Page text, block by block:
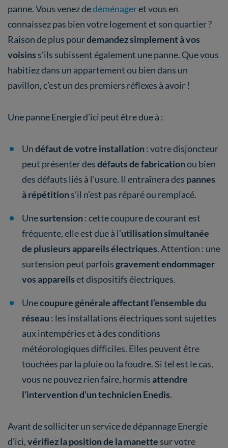
panne. Vous venez dedéménageret vous en
connaissez pas bien votre logement et son quartier ?
Raison de plus pourdemandez simplement à vos
voisins s’ils subissent également une panne. Que vous
habitiez dans un appartement ou bien dans un
pavillon, c’est un des premiers réflexes à avoir !
Une panne Energie d’ici peut être due à :
Undéfaut de votre installation: votre disjoncteur
peut présenter desdéfauts de fabricationou bien
des défauts liés à l’usure. Il entraînera des pannes
à répétitions’il n’est pas réparé ou remplacé.
Unesurtension: cette coupure de courant est
fréquente, elle est due à l’utilisation simultanée
de plusieurs appareils électriques. Attention : une
surtension peut parfoisgravement endommager
vos appareilset dispositifs électriques.
Unecoupure générale affectant l’ensemble du
réseau : les installations électriques sont sujettes
aux intempéries et à des conditions
météorologiques difficiles. Elles peuvent être
touchées par la pluie ou la foudre. Si tel est le cas,
vous ne pouvez rien faire, hormisattendre
l’intervention d’un technicien Enedis.
Avant de solliciter un service de dépannage Energie
d’ici,vérifiez la position de la manette sur votre